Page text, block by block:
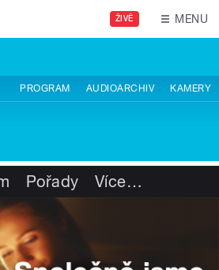
ŽIVĚ MENU
PROGRAM AUDIOARCHIV KAMERY
Pořady Více…